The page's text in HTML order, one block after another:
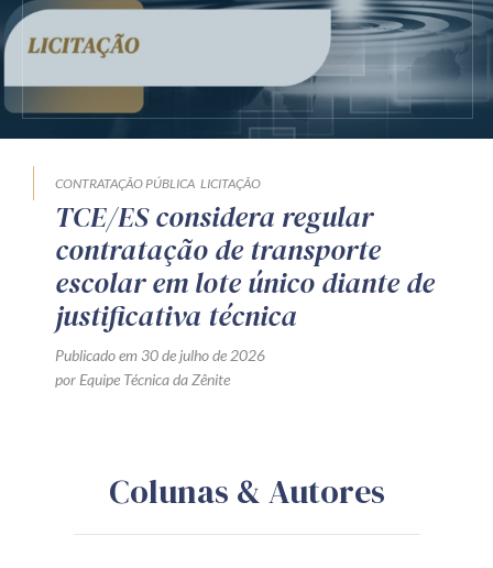
CONTRATAÇÃO PÚBLICA LICITAÇÃO
TCE/ES considera regular
contratação de transporte
escolar em lote único diante de
justificativa técnica
Publicado em 30 de julho de 2026
por Equipe Técnica da Zênite
Colunas & Autores